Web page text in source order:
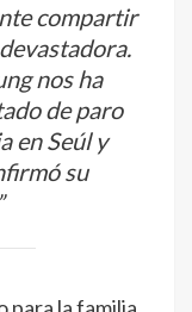
compartir
nos ha
de paro
en Seúl y
su